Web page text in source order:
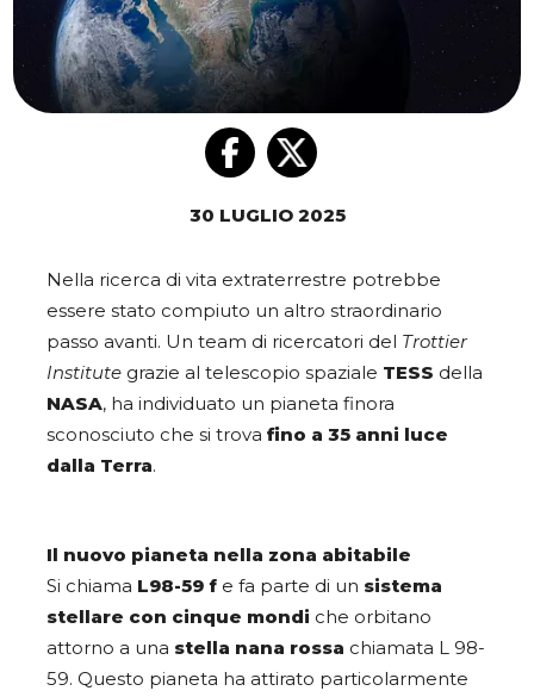
30 LUGLIO 2025
Nella ricerca di vita extraterrestre potrebbe
essere stato compiuto un altro straordinario
passo avanti. Un team di ricercatori del Trottier
Institute grazie al telescopio spaziale TESS della
NASA, ha individuato un pianeta finora
sconosciuto che si trova fino a 35 anni luce
dalla Terra.
Il nuovo pianeta nella zona abitabile
Si chiama L98-59 f e fa parte di un sistema
stellare con cinque mondi che orbitano
attorno a una stella nana rossa chiamata L 98-
59. Questo pianeta ha attirato particolarmente